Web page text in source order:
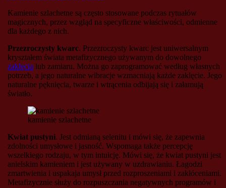
Kamienie szlachetne są często stosowane podczas rytuałów
magicznych, przez wzgląd na specyficzne właściwości, odmienne
dla każdego z nich.
Przezroczysty kwarc. Przezroczysty kwarc jest uniwersalnym
kryształem świata metafizycznego używanym do dowolnego
zaklęcia lub zamiaru. Można go zaprogramować według własnych
potrzeb, a jego naturalne wibracje wzmacniają każde zaklęcie. Jego
naturalne pęknięcia, twarze i wtrącenia odbijają się i załamują
światło.
kamienie szlachetne
Kwiat pustyni. Jest odmianą selenitu i mówi się, że zapewnia
zdolności umysłowe i jasność. Wspomaga także percepcję
wszelkiego rodzaju, w tym intuicję. Mówi się, że kwiat pustyni jest
anielskim kamieniem i jest używany w uzdrawianiu. Łagodzi
zmartwienia i uspakaja umysł przed rozproszeniami i zakłóceniami.
Metafizycznie służy do rozpuszczania negatywnych programów i